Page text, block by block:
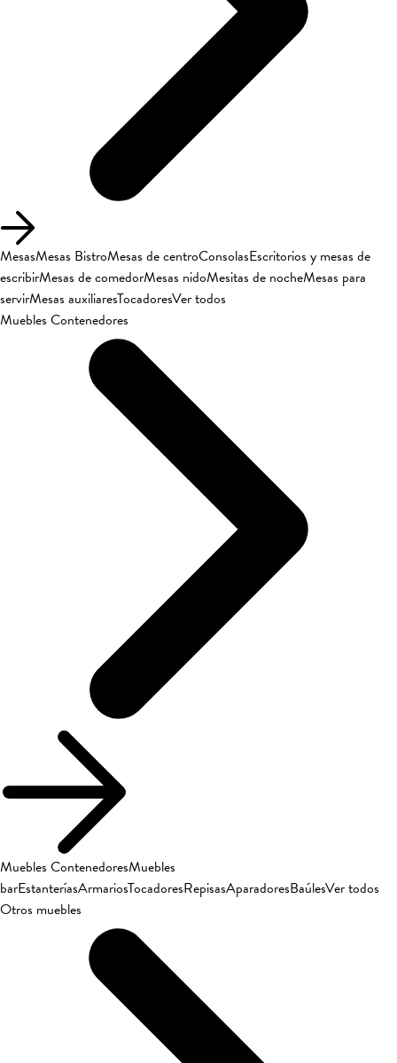
MesasMesas BistroMesas de centroConsolasEscritorios y mesas de
escribirMesas de comedorMesas nidoMesitas de nocheMesas para
servirMesas auxiliaresTocadoresVer todos
Muebles Contenedores
Muebles ContenedoresMuebles
barEstanteríasArmariosTocadoresRepisasAparadoresBaúlesVer todos
Otros muebles